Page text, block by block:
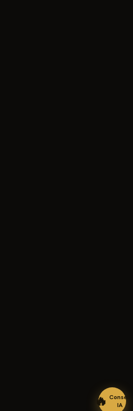
🔥 Conseil
IA